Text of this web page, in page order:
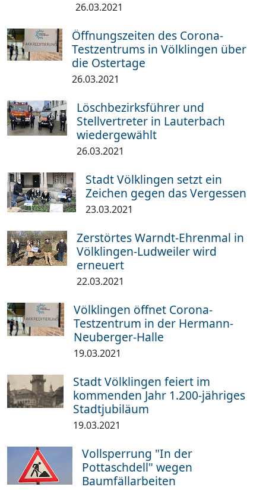
26.03.2021
Öffnungszeiten des Corona-
Testzentrums in Völklingen über
die Ostertage
26.03.2021
Löschbezirksführer und
Stellvertreter in Lauterbach
wiedergewählt
26.03.2021
Stadt Völklingen setzt ein
Zeichen gegen das Vergessen
23.03.2021
Zerstörtes Warndt-Ehrenmal in
Völklingen-Ludweiler wird
erneuert
22.03.2021
Völklingen öffnet Corona-
Testzentrum in der Hermann-
Neuberger-Halle
19.03.2021
Stadt Völklingen feiert im
kommenden Jahr 1.200-jähriges
Stadtjubiläum
19.03.2021
Vollsperrung "In der
Pottaschdell" wegen
Baumfällarbeiten